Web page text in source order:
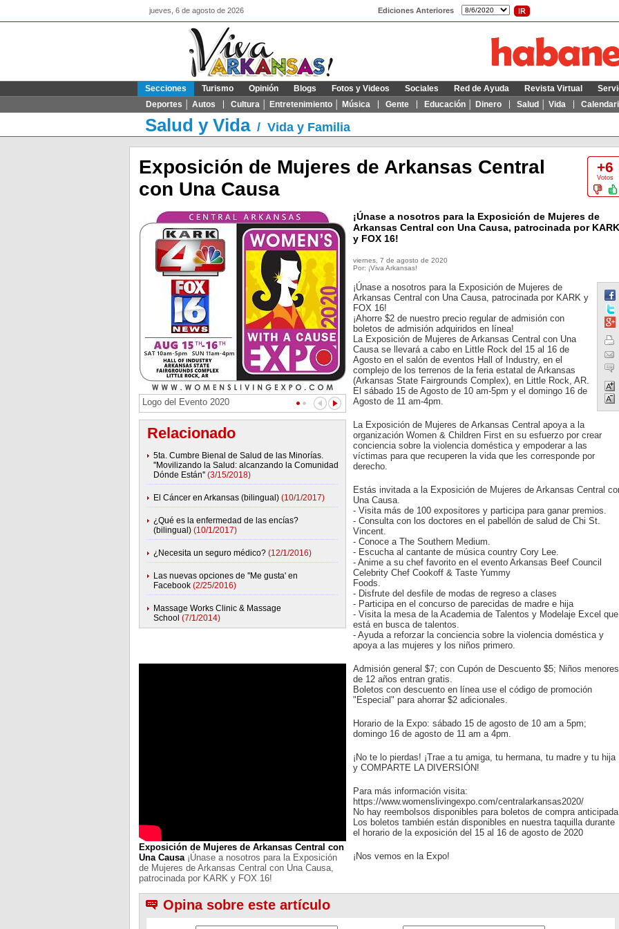
jueves, 6 de agosto de 2026 Ediciones Anteriores
Secciones
Deportes │ Autos
Cultura │ Entretenimiento │ Música Gente Educación │ Dinero Salud │ Vida
Turismo Opinión Blogs Fotos y Videos Sociales Red de Ayuda Revista Virtual
Salud y Vida/ Vida y Familia
+6
Votos
Exposición de Mujeres de Arkansas Central
con Una Causa
Logo del Evento 2020
Relacionado
5ta. Cumbre Bienal de Salud de las Minorías.
''Movilizando la Salud: alcanzando la Comunidad
Dónde Están'' (3/15/2018)
El Cáncer en Arkansas (bilingual) (10/1/2017)
¿Qué es la enfermedad de las encías?
(bilingual) (10/1/2017)
¿Necesita un seguro médico? (12/1/2016)
Las nuevas opciones de ''Me gusta' en
Facebook (2/25/2016)
Massage Works Clinic & Massage
School (7/1/2014)
¡Únase a nosotros para la Exposición de Mujeres de
Arkansas Central con Una Causa, patrocinada por KARK
y FOX 16!
viernes, 7 de agosto de 2020
Por: ¡Viva Arkansas!
¡Únase a nosotros para la Exposición de Mujeres de
Arkansas Central con Una Causa, patrocinada por KARK y
FOX 16!
¡Ahorre $2 de nuestro precio regular de admisión con
boletos de admisión adquiridos en línea!
La Exposición de Mujeres de Arkansas Central con Una
Causa se llevará a cabo en Little Rock del 15 al 16 de
Agosto en el salón de eventos Hall of Industry, en el
complejo de los terrenos de la feria estatal de Arkansas
(Arkansas State Fairgrounds Complex), en Little Rock, AR.
El sábado 15 de Agosto de 10 am-5pm y el domingo 16 de
Agosto de 11 am-4pm.
La Exposición de Mujeres de Arkansas Central apoya a la
organización Women & Children First en su esfuerzo por crear
conciencia sobre la violencia doméstica y empoderar a las
víctimas para que recuperen la vida que les corresponde por
derecho.
Estás invitada a la Exposición de Mujeres de Arkansas Central
Una Causa.
- Visita más de 100 expositores y participa para ganar premios.
- Consulta con los doctores en el pabellón de salud de Chi St.
Vincent.
- Conoce a The Southern Medium.
- Escucha al cantante de música country Cory Lee.
- Anime a su chef favorito en el evento Arkansas Beef Council
Celebrity Chef Cookoff & Taste Yummy
Foods.
- Disfrute del desfile de modas de regreso a clases
- Participa en el concurso de parecidas de madre e hija
- Visita la mesa de la Academia de Talentos y Modelaje Excel que
está en busca de talentos.
- Ayuda a reforzar la conciencia sobre la violencia doméstica y
apoya a las mujeres y los niños primero.
Exposición de Mujeres de Arkansas Central con
Una Causa¡Únase a nosotros para la Exposición
de Mujeres de Arkansas Central con Una Causa,
patrocinada por KARK y FOX 16!
Admisión general $7; con Cupón de Descuento $5; Niños menores
de 12 años entran gratis.
Boletos con descuento en línea use el código de promoción
"Especial" para ahorrar $2 adicionales.
Horario de la Expo: sábado 15 de agosto de 10 am a 5pm;
domingo 16 de agosto de 11 am a 4pm.
¡No te lo pierdas! ¡Trae a tu amiga, tu hermana, tu madre y tu hija
y COMPARTE LA DIVERSIÓN!
Para más información visita:
https://www.womenslivingexpo.com/centralarkansas2020/
No hay reembolsos disponibles para boletos de compra
Los boletos también están disponibles en nuestra taquilla durante
el horario de la exposición del 15 al 16 de agosto de 2020
¡Nos vemos en la Expo!
Opina sobre este artículo